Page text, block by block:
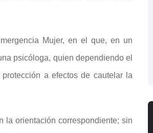
Mujer, en el que, en un
psicóloga, quien dependiendo el
a efectos de cautelar la
la orientación correspondiente; sin